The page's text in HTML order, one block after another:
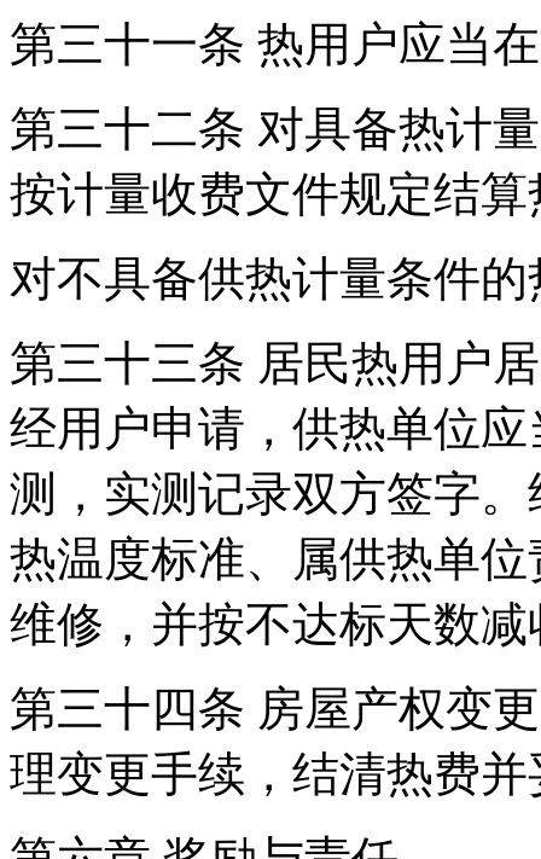
第三十一条 热用户应当
第三十二条 对具备热计
按计量收费文件规定结算
对不具备供热计量条件
第三十三条 居民热用户
经用户申请，供热单位
测，实测记录双方签字
热温度标准、属供热单
维修，并按不达标天数
第三十四条 房屋产权变
理变更手续，结清热费